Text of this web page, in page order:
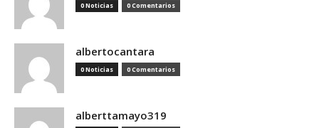
0 Noticias 0 Comentarios
albertocantara
0 Noticias 0 Comentarios
alberttamayo319